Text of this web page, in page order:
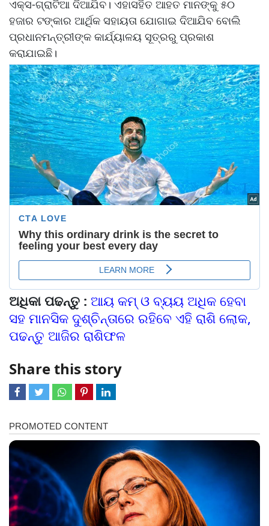
ଏକ୍ସ-ଗ୍ରାଟିଆ ଦିଆଯିବ। ଏହାସହିତ ଆହତ ମାନଙ୍କୁ ୫୦
ହଜାର ଟଙ୍କାର ଆର୍ଥିକ ସହାୟତା ଯୋଗାଇ ଦିଆଯିବ ବୋଲି
ପ୍ରଧାନମନ୍ତ୍ରୀଙ୍କ କାର୍ଯ୍ୟାଳୟ ସୂତ୍ରରୁ ପ୍ରକାଶ
କରାଯାଇଛି।
ଅଧିକା ପଢନ୍ତୁ : ଆୟ କମ୍ ଓ ବ୍ୟୟ ଅଧିକ ହେବା
ସହ ମାନସିକ ଦୁଶ୍ଚିନ୍ତାରେ ରହିବେ ଏହି ରାଶି ଲୋକ,
ପଢନ୍ତୁ ଆଜିର ରାଶିଫଳ
Share this story